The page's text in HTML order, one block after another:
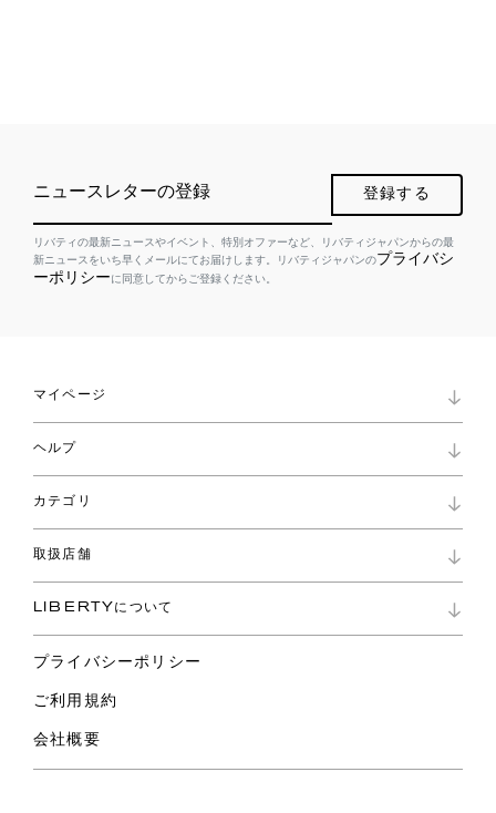
ニュースレターの登録 登録する
リバティの最新ニュースやイベント、特別オファーなど、リバティジャパンからの最
新ニュースをいち早くメールにてお届けします。リバティジャパンのプライバシ
ーポリシーに同意してからご登録ください。
マイページ
ロイヤリティプログラム
パスワード再設定
ショッピングバッグ
ヘルプ
お問い合わせ
よくあるご質問
ご利用ガイド
カテゴリ
コレクション
ファブリックス
バッグ
スカーフ
ウェア
ライフスタイル
スペシャル
取扱店舗
リバティ・ファブリックス
LIBERTYについて
プライバシーポリシー
ご利用規約
会社概要